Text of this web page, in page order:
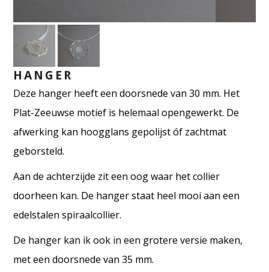
HANGER
Deze hanger heeft een doorsnede van 30 mm. Het
Plat-Zeeuwse motief is helemaal opengewerkt. De
afwerking kan hoogglans gepolijst óf zachtmat
geborsteld.
Aan de achterzijde zit een oog waar het collier
doorheen kan. De hanger staat heel mooi aan een
edelstalen spiraalcollier.
De hanger kan ik ook in een grotere versie maken,
met een doorsnede van 35 mm.